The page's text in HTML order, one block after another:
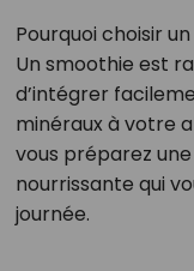
Pourquoi choisir
Un smoothie est
d’intégrer
minéraux à votre
vous préparez
nourrissante qui
journée.